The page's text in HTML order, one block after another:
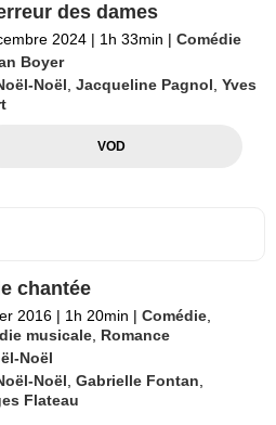
des dames
2024 | 1h 33min | Comédie
Boyer
Noël ,Jacqueline Pagnol ,Yves
VOD
chantée
2016 | 1h 20min | Comédie,
musicale, Romance
Noël
Noël,Gabrielle Fontan,
Flateau